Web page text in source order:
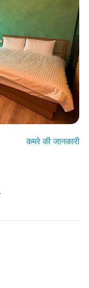
कमरे की जानकारी